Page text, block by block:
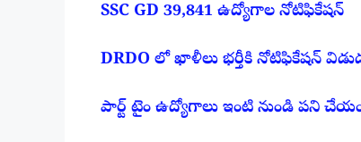
SSC GD 39,841 ఉద్యోగాల నోటిఫికేషన్
DRDO లో ఖాళీలు భర్తీకి నోటిఫికేషన్
పార్ట్ టైం ఉద్యోగాలు ఇంటి నుండి పని